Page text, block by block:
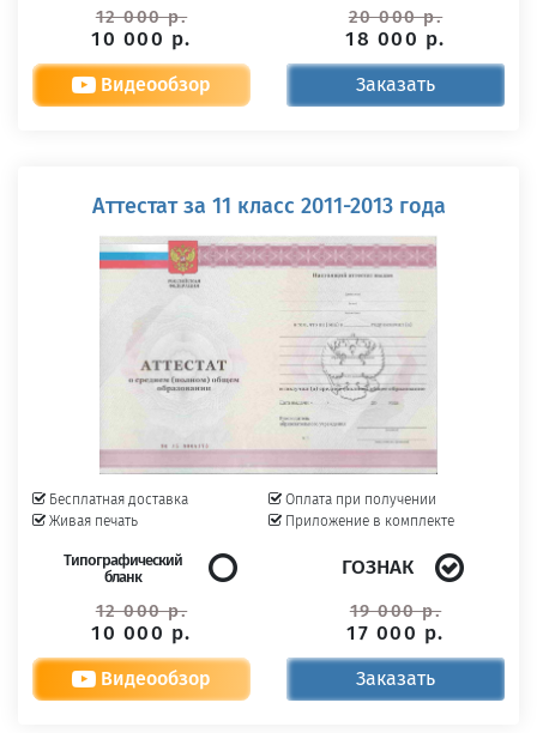
12 000 р.
10 000 р.
20 000 р.
18 000 р.
Видеообзор Заказать
Аттестат за 11 класс 2011-2013 года
Бесплатная доставка
Живая печать
Оплата при получении
Приложение в комплекте
Типографический
бланк
12 000 р.
10 000 р.
ГОЗНАК
19 000 р.
17 000 р.
Видеообзор Заказать